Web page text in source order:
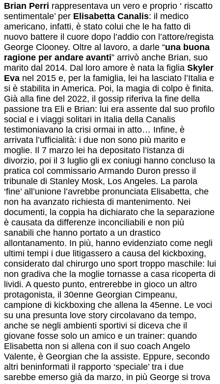
Brian Perri rappresentava un vero e proprio ‘ riscatto
sentimentale’ per Elisabetta Canalis: il medico
americano, infatti, è stato colui che le ha fatto di
nuovo battere il cuore dopo l’addio con l’attore/regista
George Clooney. Oltre al lavoro, a darle “una buona
ragione per andare avanti” arrivò anche Brian, suo
marito dal 2014. Dal loro amore è nata la figlia Skyler
Eva nel 2015 e, per la famiglia, lei ha lasciato l’Italia e
si è stabilita in America. Poi, la magia di colpo è finita.
Già alla fine del 2022, il gossip riferiva la fine della
passione tra Eli e Brian: lui era assente dal suo profilo
social e i viaggi solitari in Italia della Canalis
testimoniavano la crisi ormai in atto… Infine, è
arrivata l’ufficialità: i due non sono più marito e
moglie. Il 7 marzo lei ha depositato l’istanza di
divorzio, poi il 3 luglio gli ex coniugi hanno concluso la
pratica col commissario Armando Duron presso il
tribunale di Stanley Mosk, Los Angeles. La parola
‘fine’ all’unione l’avrebbe pronunciata Elisabetta, che
non ha avanzato richiesta di mantenimento. Nei
documenti, la coppia ha dichiarato che la separazione
è causata da differenze inconciliabili e non più
sanabili che hanno portato a un drastico
allontanamento. In più, hanno evidenziato come negli
ultimi tempi i due litigassero a causa del kickboxing,
considerato dal chirurgo uno sport troppo maschile: lui
non gradiva che la moglie tornasse a casa ricoperta di
lividi. A questo punto, entrerebbe in gioco un altro
protagonista, il 30enne Georgian Cimpeanu,
campione di kickboxing che allena la 45enne. Le voci
su una presunta love story circolavano da tempo,
anche se negli ambienti sportivi si diceva che il
giovane fosse solo un amico e un trainer: quando
Elisabetta non si allena con il suo coach Angelo
Valente, è Georgian che la assiste. Eppure, secondo
altri beninformati il rapporto ‘speciale’ tra i due
sarebbe emerso già da marzo, in più George si trova